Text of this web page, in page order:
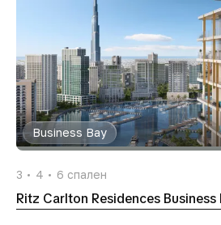
Business Bay
3 4 6 спален
Ritz Carlton Residences Business